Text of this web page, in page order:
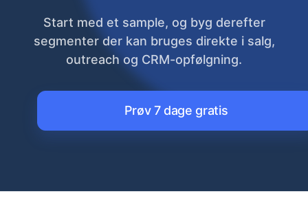
Start med et sample, og byg derefter
segmenter der kan bruges direkte i salg,
outreach og CRM-opfølgning.
Prøv 7 dage gratis